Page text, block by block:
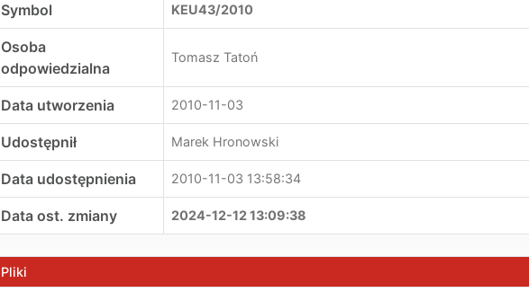
Symbol KEU43/2010
Osoba
odpowiedzialna
Tomasz Tatoń
Data utworzenia 2010-11-03
Udostępnił Marek Hronowski
Data udostępnienia 2010-11-03 13:58:34
Data ost. zmiany 2024-12-12 13:09:38
Pliki